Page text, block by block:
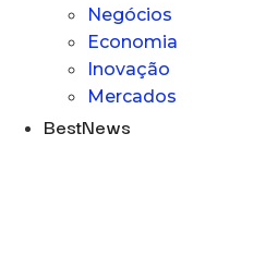
Negócios
Economia
Inovação
Mercados
BestNews